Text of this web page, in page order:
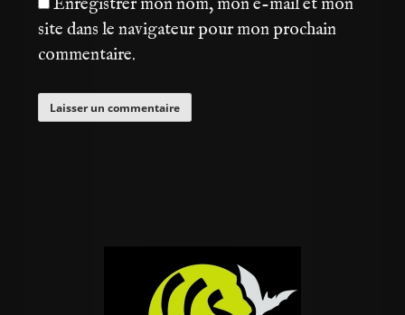
site dans le navigateur pour mon prochain
commentaire.